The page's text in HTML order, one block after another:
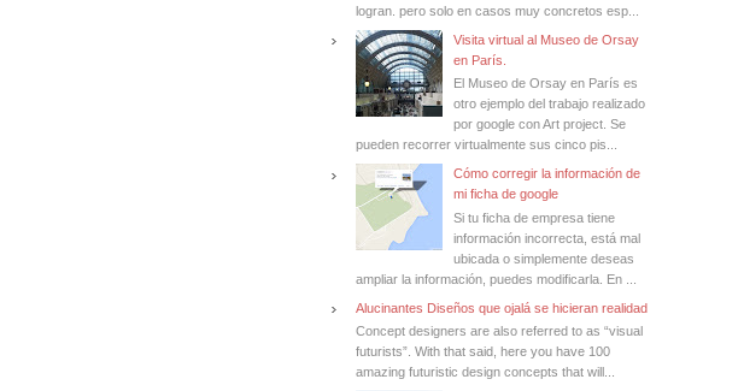
logran. pero solo en casos muy concretos esp...
Visita virtual al Museo de Orsay
en París.
El Museo de Orsay en París es
otro ejemplo del trabajo realizado
por google con Art project. Se
pueden recorrer virtualmente sus cinco pis...
Cómo corregir la información de
mi ficha de google
Si tu ficha de empresa tiene
información incorrecta, está mal
ubicada o simplemente deseas
ampliar la información, puedes modificarla. En ...
Alucinantes Diseños que ojalá se hicieran realidad
Concept designers are also referred to as “visual
futurists”. With that said, here you have 100
amazing futuristic design concepts that will...